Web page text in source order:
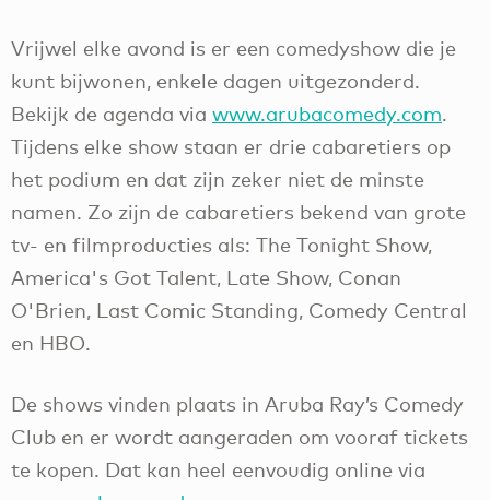
Vrijwel elke avond is er een comedyshow die je
kunt bijwonen, enkele dagen uitgezonderd.
Bekijk de agenda via www.arubacomedy.com.
Tijdens elke show staan er drie cabaretiers op
het podium en dat zijn zeker niet de minste
namen. Zo zijn de cabaretiers bekend van grote
tv- en filmproducties als: The Tonight Show,
America's Got Talent, Late Show, Conan
O'Brien, Last Comic Standing, Comedy Central
en HBO.
De shows vinden plaats in Aruba Ray’s Comedy
Club en er wordt aangeraden om vooraf tickets
te kopen. Dat kan heel eenvoudig online via